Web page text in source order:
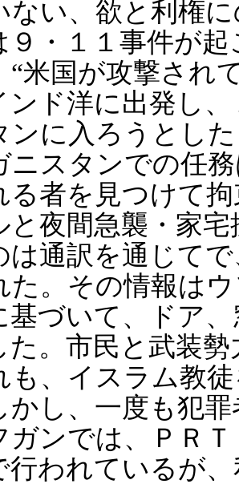
ない、欲と利権
・１１事件が起
“米国が攻撃され
ンド洋に出発し
ンに入ろうとし
ニスタンでの任
る者を見つけて
と夜間急襲・家
は通訳を通じて
た。その情報は
基づいて、ドア
た。市民と武装
も、イスラム教
かし、一度も犯
ガンでは、ＰＲ
行われているが